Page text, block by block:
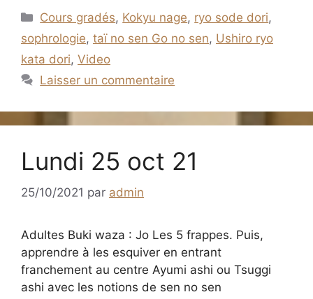
Catégories
Cours gradés, Kokyu nage, ryo sode dori,
sophrologie, taï no sen Go no sen, Ushiro ryo
kata dori, Video
Laisser un commentaire
Lundi 25 oct 21
25/10/2021 par admin
Adultes Buki waza : Jo Les 5 frappes. Puis,
apprendre à les esquiver en entrant
franchement au centre Ayumi ashi ou Tsuggi
ashi avec les notions de sen no sen